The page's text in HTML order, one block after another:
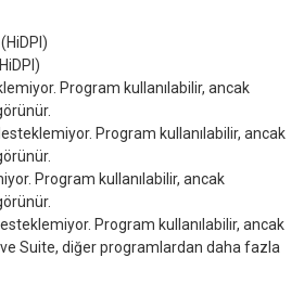
Program kullanılabilir, ancak
Program kullanılabilir, ancak
Program kullanılabilir, ancak
Program kullanılabilir, ancak
Suite, diğer programlardan daha fazla